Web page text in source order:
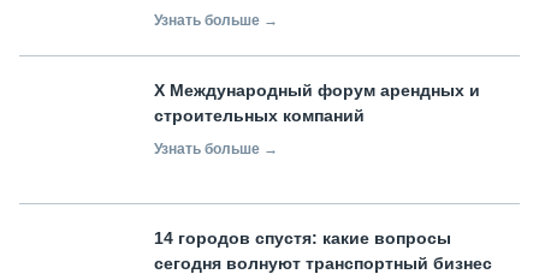
Узнать больше →
X Международный форум арендных и
строительных компаний
Узнать больше →
14 городов спустя: какие вопросы
сегодня волнуют транспортный бизнес